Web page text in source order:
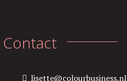
Contact
lisette@colourbusiness.nl